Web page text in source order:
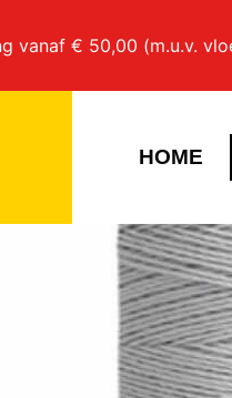
vanaf € 50,00 (m.u.v.
HOME